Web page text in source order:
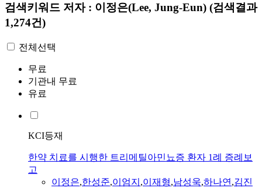
검색키워드 저자 : 이정은(Lee, Jung-Eun) (검색결과
1,274건)
전체선택
무료
기관내 무료
유료
KCI등재
한약 치료를 시행한 트리메틸아민뇨증 환자 1례 증례보
고
이정은,한성준,이엄지 ,이재형,남성욱,하나연,김진